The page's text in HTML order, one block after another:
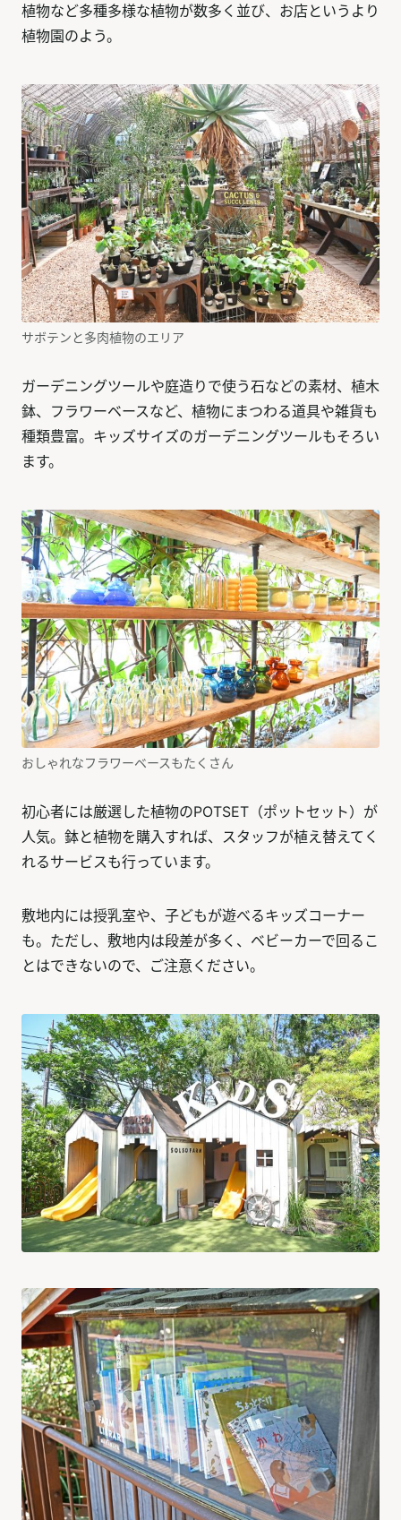
植物など多種多様な植物が数多く並び、お店というより
植物園のよう。
サボテンと多肉植物のエリア
ガーデニングツールや庭造りで使う石などの素材、植木
鉢、フラワーベースなど、植物にまつわる道具や雑貨も
種類豊富。キッズサイズのガーデニングツールもそろい
ます。
おしゃれなフラワーベースもたくさん
初心者には厳選した植物のPOTSET（ポットセット）が
人気。鉢と植物を購入すれば、スタッフが植え替えてく
れるサービスも行っています。
敷地内には授乳室や、子どもが遊べるキッズコーナー
も。ただし、敷地内は段差が多く、ベビーカーで回るこ
とはできないので、ご注意ください。